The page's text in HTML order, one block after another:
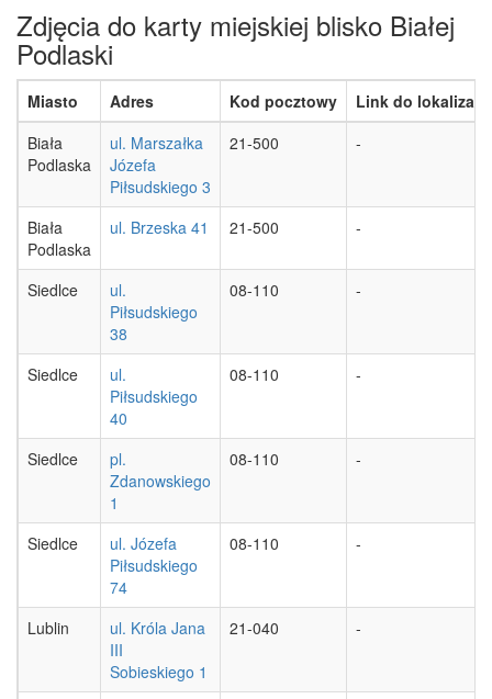
Zdjęcia do karty miejskiej blisko Białej
Podlaski
Miasto Adres Kod pocztowy
Link do lokalizacji
Biała
Podlaska
ul. Marszałka
Józefa
Piłsudskiego 3
21-500 -
Biała
Podlaska
ul. Brzeska 41 21-500 -
Siedlce
ul.
Piłsudskiego
38
08-110 -
Siedlce
ul.
Piłsudskiego
40
08-110 -
Siedlce
pl.
Zdanowskiego
1
08-110 -
Siedlce
ul. Józefa
Piłsudskiego
74
08-110 -
Lublin
ul. Króla Jana
III
Sobieskiego 1
21-040 -